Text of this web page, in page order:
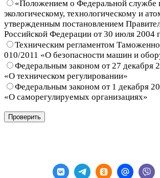
«Положением о Федеральной службе
экологическому, технологическому и
утвержденным постановлением
Российской Федерации от 30 июля 2004
Техническим регламентом
010/2011 «О безопасности машин и
Федеральным законом от 27 декабря
«О техническом регулировании»
Федеральным законом от 1 декабря
«О саморегулируемых организациях»